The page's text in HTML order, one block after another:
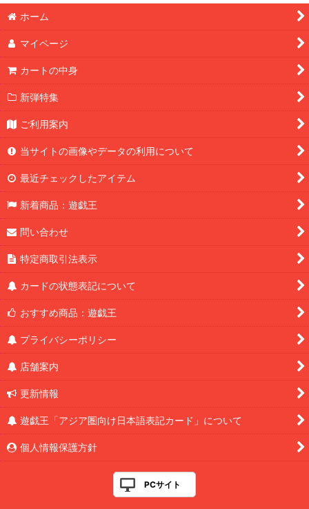
ホーム
マイページ
カートの中身
新弾特集
ご利用案内
当サイトの画像やデータの利用について
最近チェックしたアイテム
新着商品：遊戯王
問い合わせ
特定商取引法表示
カードの状態表記について
おすすめ商品：遊戯王
プライバシーポリシー
店舗案内
更新情報
遊戯王「アジア圏向け日本語表記カード」について
個人情報保護方針
PCサイト